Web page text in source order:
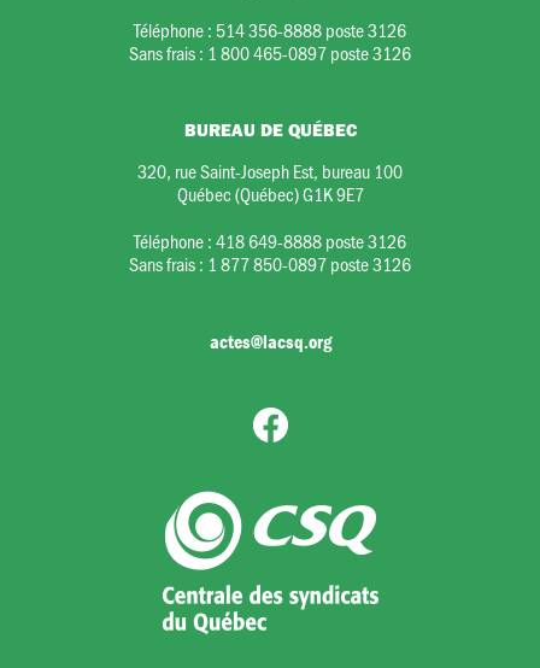
Téléphone : 514 356-8888 poste 3126
Sans frais : 1 800 465-0897 poste 3126
BUREAU DE QUÉBEC
320, rue Saint-Joseph Est, bureau 100
Québec (Québec) G1K 9E7
Téléphone :418 649-8888 poste 3126
Sans frais : 1 877 850-0897 poste 3126
actes@lacsq.org